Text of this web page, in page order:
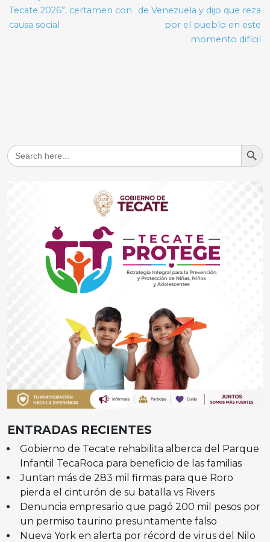
Tecate 2026”, certamen con
causa social
de Venezuela y dijo que reza
por el pueblo en este
momento difícil
Search
for:
Search
ENTRADAS RECIENTES
Gobierno de Tecate rehabilita alberca del Parque
Infantil TecaRoca para beneficio de las familias
Juntan más de 283 mil firmas para que Roro
pierda el cinturón de su batalla vs Rivers
Denuncia empresario que pagó 200 mil pesos por
un permiso taurino presuntamente falso
Nueva York en alerta por récord de virus del Nilo